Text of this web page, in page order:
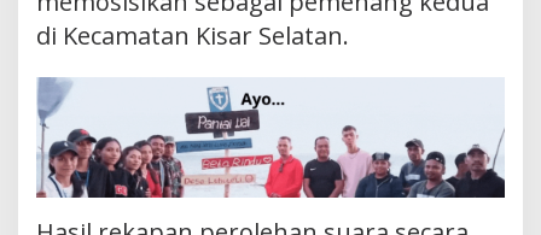
di Kecamatan Kisar Selatan.